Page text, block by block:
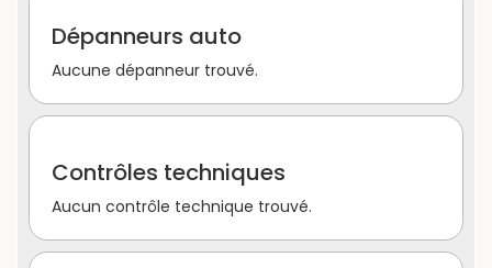
Dépanneurs auto
Aucune dépanneur trouvé.
Contrôles techniques
Aucun contrôle technique trouvé.